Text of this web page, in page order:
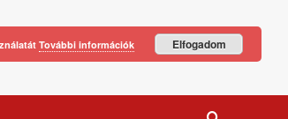
További információk Elfogadom